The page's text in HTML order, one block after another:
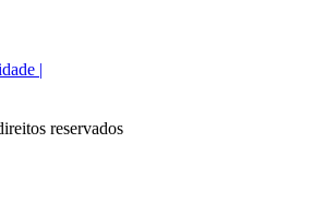
|
reservados